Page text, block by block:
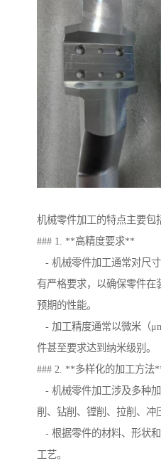
机械零件加工的特点主要包
### 1. **高精度要求**
- 机械零件加工通常对尺
有严格要求，以确保零件在
预期的性能。
- 加工精度通常以微米（
件甚至要求达到纳米级别。
### 2. **多样化的加工方法
- 机械零件加工涉及多种
削、钻削、镗削、拉削、冲
- 根据零件的材料、形状
工艺。